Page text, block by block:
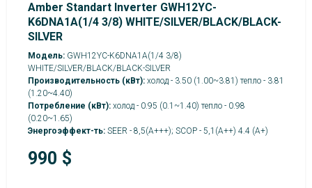
Amber Standart Inverter GWH12YC-
K6DNA1A(1/4 3/8) WHITE/SILVER/BLACK/BLACK-
SILVER
Модель: GWH12YC-K6DNA1A(1/4 3/8)
WHITE/SILVER/BLACK/BLACK-SILVER
Производительность (кВт): холод - 3.50 (1.00~3.81) тепло - 3.81
(1.20~4.40)
Потребление (кВт): холод - 0.95 (0.1~1.40) тепло - 0.98
(0.20~1.65)
Энергоэффект-ть: SEER - 8,5(А+++); SCOP - 5,1(А++) 4.4 (A+)
990 $